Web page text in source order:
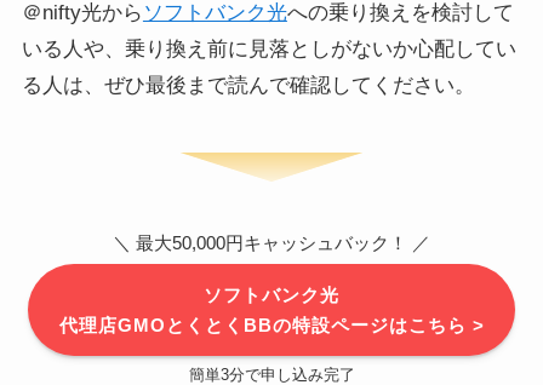
＠nifty光から ソフトバンク光への乗り換えを検討して
いる人や、乗り換え前に見落としがないか心配してい
る人は、ぜひ最後まで読んで確認してください。
＼ 最大50,000円キャッシュバック！ ／
ソフトバンク光
代理店GMOとくとくBBの特設ページはこちら >
簡単3分で申し込み完了